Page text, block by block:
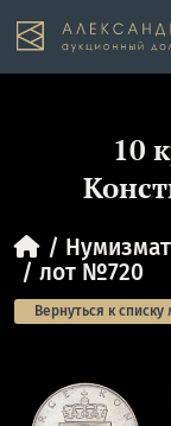
10
лот №720
Вернуться к списку